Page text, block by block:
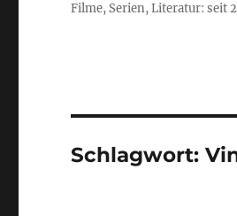
Filme, Serien, Literatur: seit
Schlagwort: